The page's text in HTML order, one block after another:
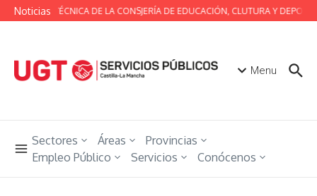
Saltar al contenido
Noticias
MESA TÉCNICA DE LA CONSJERÍA DE EDUCACIÓN, CLUTURA Y
Menu
Sectores Áreas
Provincias
Empleo Público
Servicios Conócenos